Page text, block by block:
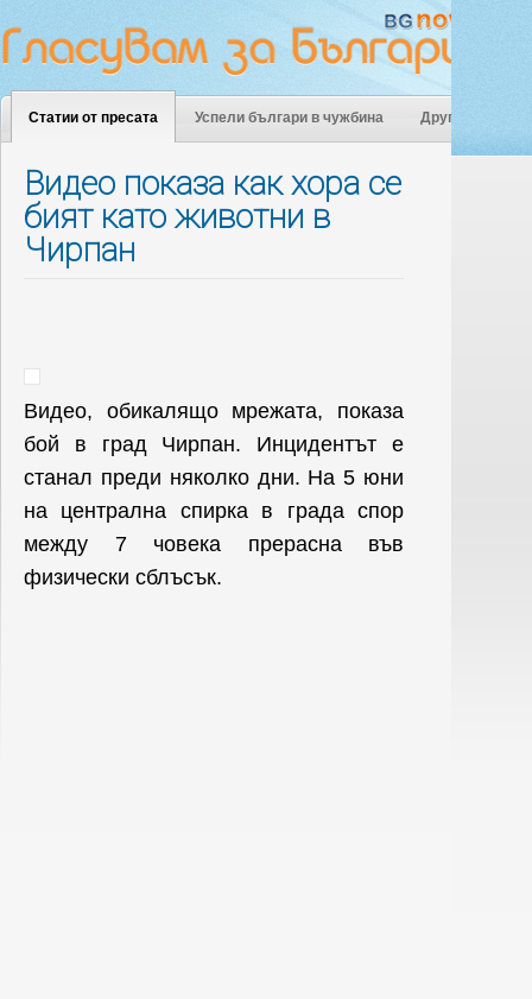
Статии от пресата Успели българи в чужбина Други
Видео показа как хора се
бият като животни в
Чирпан
Видео, обикалящо мрежата, показа
бой в град Чирпан. Инцидентът е
станал преди няколко дни. На 5 юни
на централна спирка в града спор
между 7 човека прерасна във
физически сблъсък.